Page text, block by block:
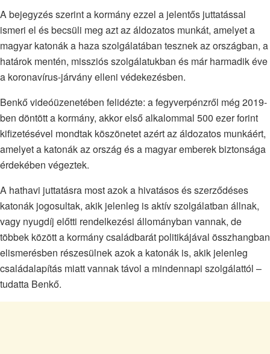
A bejegyzés szerint a kormány ezzel a jelentős juttatással
ismeri el és becsüli meg azt az áldozatos munkát, amelyet a
magyar katonák a haza szolgálatában tesznek az országban, a
határok mentén, missziós szolgálatukban és már harmadik éve
a koronavírus-járvány elleni védekezésben.
Benkő videóüzenetében felidézte: a fegyverpénzről még 2019-
ben döntött a kormány, akkor első alkalommal 500 ezer forint
kifizetésével mondtak köszönetet azért az áldozatos munkáért,
amelyet a katonák az ország és a magyar emberek biztonsága
érdekében végeztek.
A hathavi juttatásra most azok a hivatásos és szerződéses
katonák jogosultak, akik jelenleg is aktív szolgálatban állnak,
vagy nyugdíj előtti rendelkezési állományban vannak, de
többek között a kormány családbarát politikájával összhangban
elismerésben részesülnek azok a katonák is, akik jelenleg
családalapítás miatt vannak távol a mindennapi szolgálattól –
tudatta Benkő.